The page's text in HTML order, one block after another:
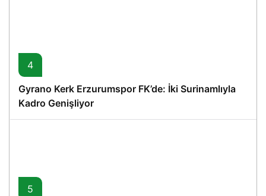
4
Gyrano Kerk Erzurumspor FK’de: İki Surinamlıyla
Kadro Genişliyor
5